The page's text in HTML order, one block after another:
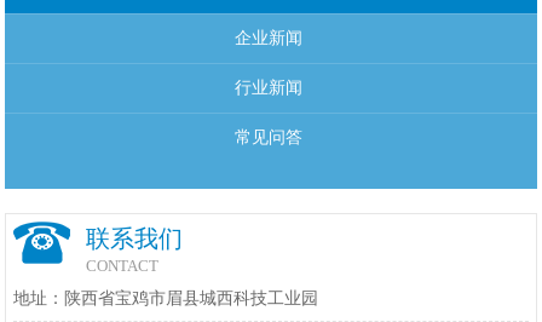
企业新闻
行业新闻
常见问答
联系我们
CONTACT
地址：陕西省宝鸡市眉县城西科技工业园